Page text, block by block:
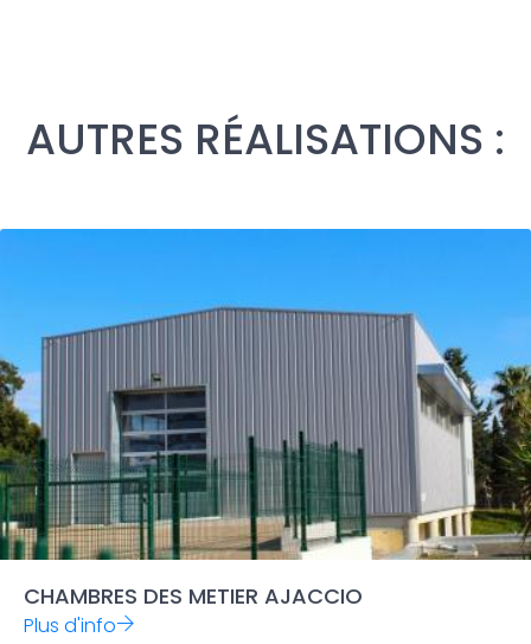
AUTRES RÉALISATIONS :
CHAMBRES DES METIER AJACCIO
Plus d'info